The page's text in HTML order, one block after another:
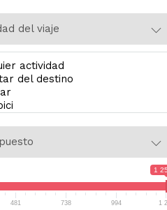
del viaje
1
481 738 994 1